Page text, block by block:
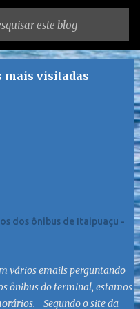
mais visitadas
dos ônibus de Itaipuaçu -
vários emails perguntando
ônibus do terminal, estamos
Segundo o site da